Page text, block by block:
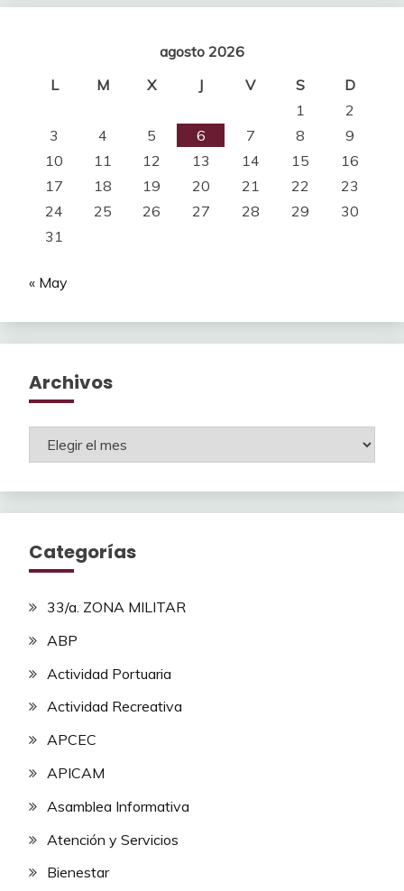
agosto 2026
L
M X J V S
D
1
2
3
4 5 6 7 8
9
10
11 12 13 14 15
16
17
18 19 20 21 22
23
24
25 26 27 28 29
30
31
« May
Archivos
Archivos
Categorías
33/a. ZONA MILITAR
ABP
Actividad Portuaria
Actividad Recreativa
APCEC
APICAM
Asamblea Informativa
Atención y Servicios
Bienestar